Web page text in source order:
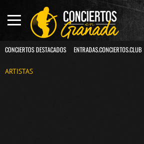
CONCIERTOS DESTACADOS ENTRADAS.CONCIERTOS.CLUB
ARTISTAS